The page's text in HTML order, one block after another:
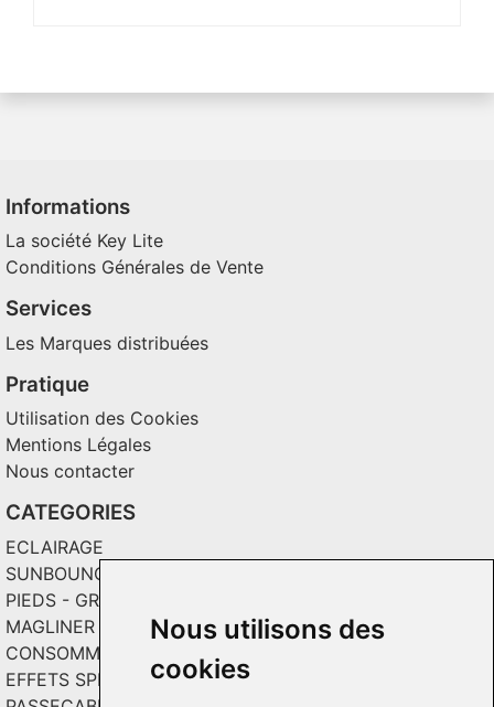
Nous utilisons des
cookies
Informations
La société Key Lite
Conditions Générales de Vente
Services
Les Marques distribuées
Pratique
Utilisation des Cookies
Mentions Légales
Nous contacter
CATEGORIES
ECLAIRAGE
SUNBOUNCE
PIEDS - GRIPS - TOILES
MAGLINER CHARIOTS
CONSOMMABLES / SOLS VINYL
EFFETS SPECIAUX ET INCRUSTATION